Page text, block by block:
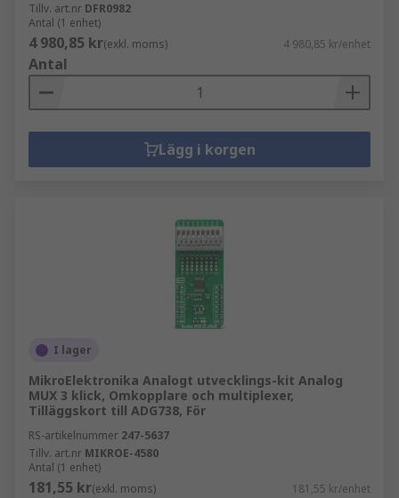
Tillv. art.nr DFR0982
Antal (1 enhet)
4 980,85 kr(exkl. moms) 4 980,85 kr/enhet
Antal
Lägg i korgen
I lager
MikroElektronika Analogt utvecklings-kit Analog
MUX 3 klick, Omkopplare och multiplexer,
Tilläggskort till ADG738, För
RS-artikelnummer 247-5637
Tillv. art.nr MIKROE-4580
Antal (1 enhet)
181,55 kr(exkl. moms) 181,55 kr/enhet